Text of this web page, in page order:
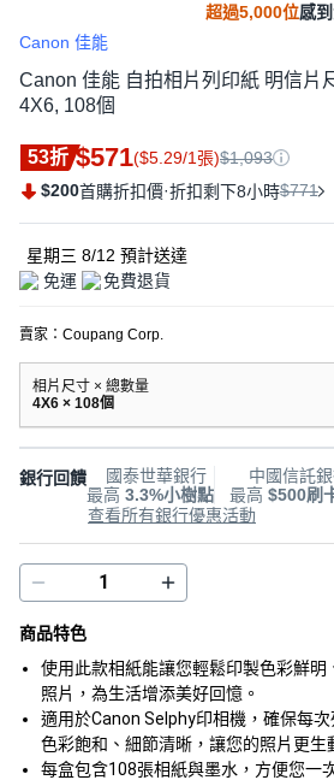
超過5,000位感
Canon 佳能
Canon 佳能 自拍相片列印紙 明信片
4X6, 108個
53折 $571($5.29/1張)$1,093
$200首購折扣價·折扣剩下8小時$771
星期三 8/12 預計送達
免運
免費退貨
賣家： Coupang Corp.
相片尺寸 × 總數量
4X6 × 108個
銀行回饋
國泰世華銀行
最高 3.3%小樹點
中國信託
最高 $500刷
查看所有銀行優惠活動
商品特色
使用此款相紙能讓您輕鬆印製色彩鮮
照片，為生活增添美好回憶。
適用於Canon Selphy印相機，確保每
色彩飽和、細節清晰，讓您的照片更生
每盒包含108張相紙與墨水，方便您一